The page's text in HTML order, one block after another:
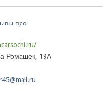
Ромашек, 19А